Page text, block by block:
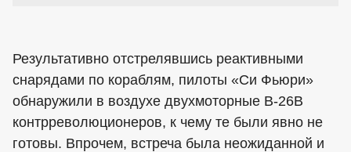
Результативно отстрелявшись реактивными
снарядами по кораблям, пилоты «Си Фьюри»
обнаружили в воздухе двухмоторные В-26В
контрреволюционеров, к чему те были явно не
готовы. Впрочем, встреча была неожиданной и